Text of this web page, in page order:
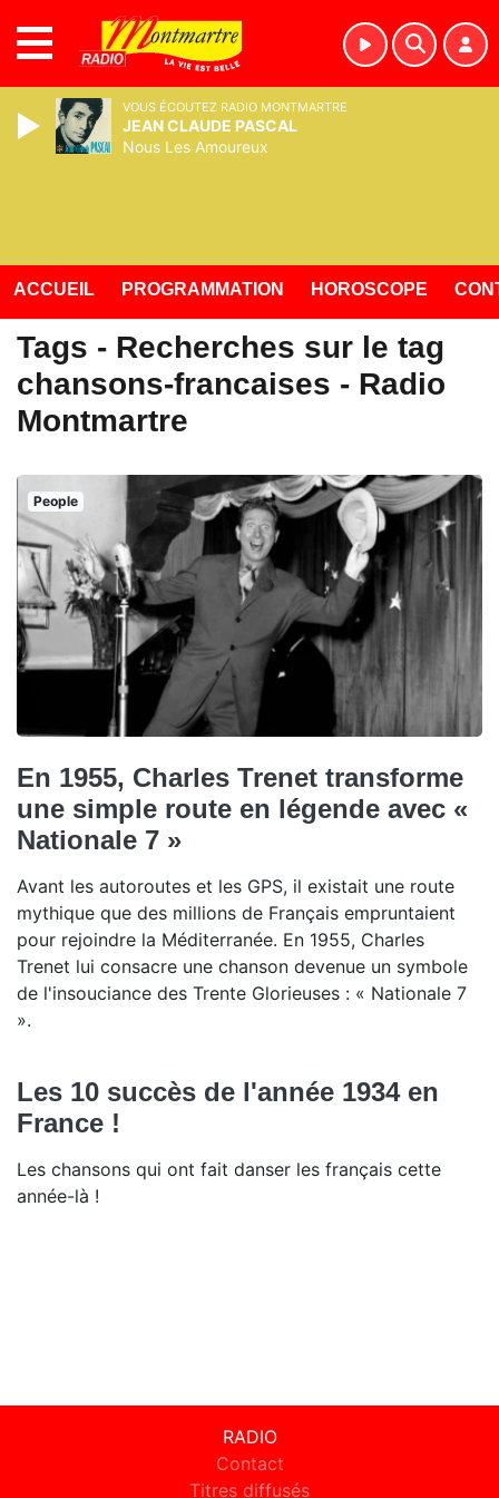
ACCUEIL PROGRAMMATION HOROSCOPE
Tags - Recherches sur le tag
chansons-francaises - Radio
Montmartre
People
En 1955, Charles Trenet transforme
une simple route en légende avec «
Nationale 7 »
Avant les autoroutes et les GPS, il existait une route
mythique que des millions de Français empruntaient
pour rejoindre la Méditerranée. En 1955, Charles
Trenet lui consacre une chanson devenue un symbole
de l'insouciance des Trente Glorieuses : « Nationale 7
».
Les 10 succès de l'année 1934 en
France !
Les chansons qui ont fait danser les français cette
année-là !
RADIO
Contact
Titres diffusés
VOUS ÉCOUTEZ RADIO MONTMARTRE
JEAN CLAUDE PASCAL
Nous Les Amoureux